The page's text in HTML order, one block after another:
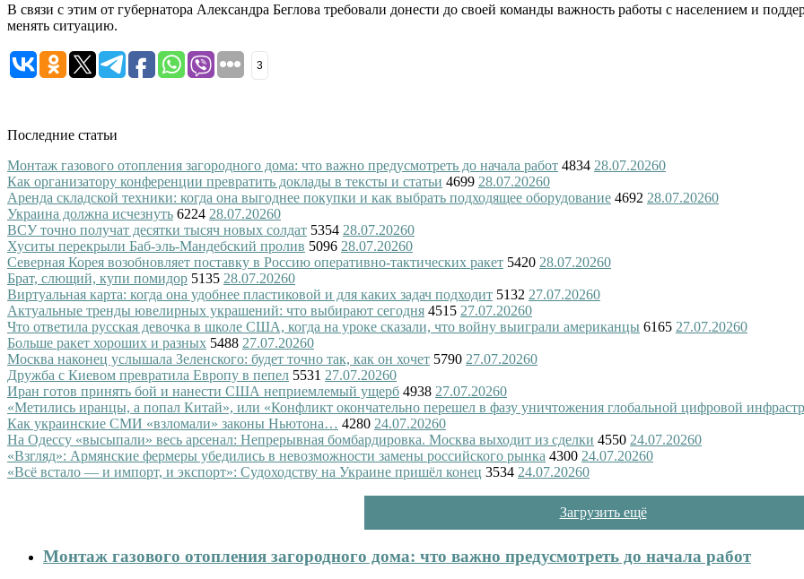
В связи с этим от губернатора Александра Беглова требовали донести до своей команды важность работы с населением и
менять ситуацию.
3
Последние статьи
Монтаж газового отопления загородного дома: что важно предусмотреть до начала работ 4834 28.07.20260
Как организатору конференции превратить доклады в тексты и статьи 4699 28.07.20260
Аренда складской техники: когда она выгоднее покупки и как выбрать подходящее оборудование 4692 28.07.20260
Украина должна исчезнуть 6224 28.07.20260
ВСУ точно получат десятки тысяч новых солдат 5354 28.07.20260
Хуситы перекрыли Баб-эль-Мандебский пролив 5096 28.07.20260
Северная Корея возобновляет поставку в Россию оперативно-тактических ракет 5420 28.07.20260
Брат, слющий, купи помидор 5135 28.07.20260
Виртуальная карта: когда она удобнее пластиковой и для каких задач подходит 5132 27.07.20260
Актуальные тренды ювелирных украшений: что выбирают сегодня 4515 27.07.20260
Что ответила русская девочка в школе США, когда на уроке сказали, что войну выиграли американцы 6165 27.07.20260
Больше ракет хороших и разных 5488 27.07.20260
Москва наконец услышала Зеленского: будет точно так, как он хочет 5790 27.07.20260
Дружба с Киевом превратила Европу в пепел 5531 27.07.20260
Иран готов принять бой и нанести США неприемлемый ущерб 4938 27.07.20260
«Метились иранцы, а попал Китай», или «Конфликт окончательно перешел в фазу уничтожения глобальной цифровой
Как украинские СМИ «взломали» законы Ньютона… 4280 24.07.20260
На Одессу «высыпали» весь арсенал: Непрерывная бомбардировка. Москва выходит из сделки 4550 24.07.20260
«Взгляд»: Армянские фермеры убедились в невозможности замены российского рынка 4300 24.07.20260
«Всё встало — и импорт, и экспорт»: Судоходству на Украине пришёл конец 3534 24.07.20260
Загрузить ещё
Монтаж газового отопления загородного дома: что важно предусмотреть до начала работ